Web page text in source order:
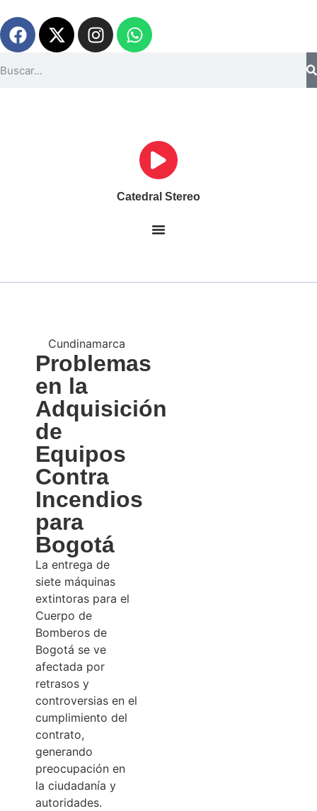
Catedral Stereo
Cundinamarca
Problemas
en la
Adquisición
de
Equipos
Contra
Incendios
para
Bogotá
La entrega de
siete máquinas
extintoras para el
Cuerpo de
Bomberos de
Bogotá se ve
afectada por
retrasos y
controversias en el
cumplimiento del
contrato,
generando
preocupación en
la ciudadanía y
autoridades.